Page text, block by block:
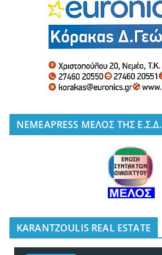
NEMEAPRESS ΜΕΛΟΣ ΤΗΣ Ε.Σ.Δ.
KARANTZOULIS REAL ESTATE